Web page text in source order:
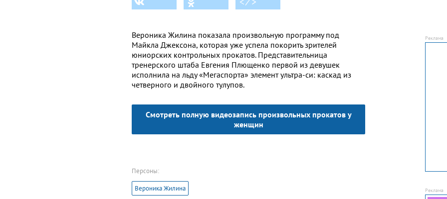
Вероника Жилина показала произвольную программу под
Майкла Джексона, которая уже успела покорить зрителей
юниорских контрольных прокатов. Представительница
тренерского штаба Евгения Плющенко первой из девушек
исполнила на льду «Мегаспорта» элемент ультра-си: каскад из
четверного и двойного тулупов.
Смотреть полную видеозапись произвольных прокатов у
женщин
Персоны:
Вероника Жилина